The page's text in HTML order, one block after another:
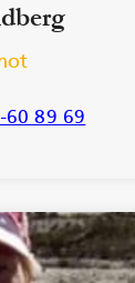
60 89 69